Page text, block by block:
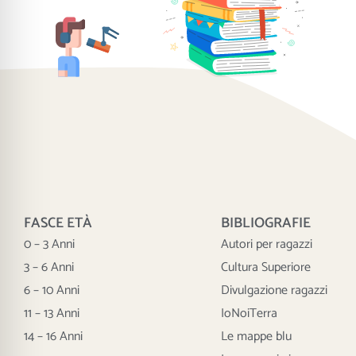
FASCE ETÀ
0 – 3 Anni
3 – 6 Anni
6 – 10 Anni
11 – 13 Anni
14 – 16 Anni
BIBLIOGRAFIE
Autori per ragazzi
Cultura Superiore
Divulgazione ragazzi
IoNoiTerra
Le mappe blu